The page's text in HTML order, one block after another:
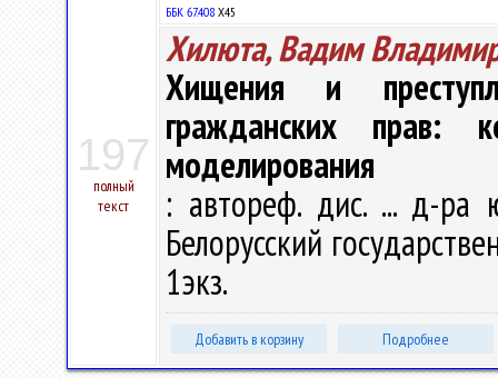
197
полный
текст
ББК 67.408 Х45
Хилюта, Вадим
Хищения и
гражданских прав:
моделирования
: автореф. дис. ... д-
Белорусский
1экз.
Добавить в корзину Подробнее